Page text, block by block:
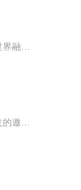
【内容简介】末世来了是暗魔界的灵力侵袭，丧尸出现。是暗魔界的空间裂缝，魔兽来了。是暗魔界的融合，世界融合了。蜀山空间，昆仑洞天，几大福地，有些hold不住了主角笑了，我拥有位面佣兵系统，所有的一切都会是我的！【作者/主播】作者：琴梦语主播：宇...
【内容简介】老侦察兵欧阳飞，为筹钱救身患重病的父亲，毅然放弃转三级士官的机会，选择退役，接受老战友的邀请，加入了一支由华人组建的佣兵团。 在一次出任务时遭遇意外，奇迹生还，且脑海中莫名出现了一个“万界佣兵”系统，可以接受来自诸天万界的雇佣...